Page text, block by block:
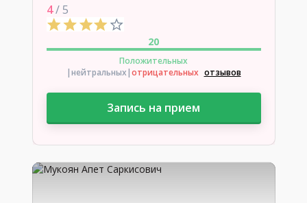
4/ 5
20
Положительных
|нейтральных|отрицательных отзывов
Запись на прием